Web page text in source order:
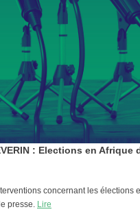
: Elections en Afrique
concernant les élections
presse. Lire